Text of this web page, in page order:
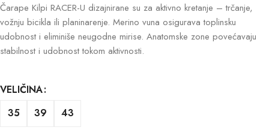
Čarape Kilpi RACER-U dizajnirane su za aktivno kretanje – trčanje,
vožnju bicikla ili planinarenje. Merino vuna osigurava toplinsku
udobnost i eliminiše neugodne mirise. Anatomske zone povećavaju
stabilnost i udobnost tokom aktivnosti.
VELIČINA
35
39 43